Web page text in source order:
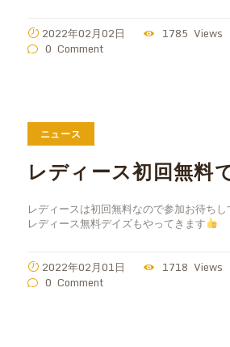
2022年02月02日 1785 Views
0 Comment
ニュース
レディース初回無料
レディースは初回無料なので参加お待ち
レディース無料デイズもやってきます
2022年02月01日 1718 Views
0 Comment